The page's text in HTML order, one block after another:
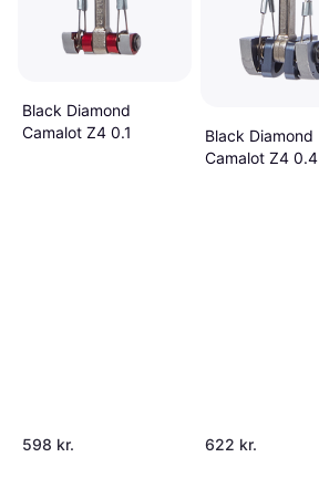
Black Diamond
Camalot Z4 0.1
598 kr.
Black Diamond
Camalot Z4 0.4
622 kr.